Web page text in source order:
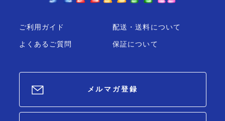
ご利用ガイド
よくあるご質問
配送・送料について
保証について
メルマガ登録